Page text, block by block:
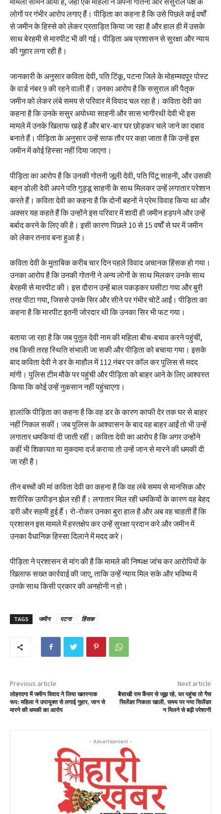
लोगों पर गंभीर आरोप लगाए हैं। पीड़िता का कहना है कि उसे पिछले कई वर्षों
से जमीन के हिस्से को लेकर प्रताड़ित किया जा रहा है और हाल ही में उसके
साथ बेरहमी से मारपीट भी की गई। पीड़िता अब प्रशासन से सुरक्षा और न्याय
की गुहार लगा रही है।
जानकारी के अनुसार कविता देवी, पति टिंकू, पटना जिले के मोहम्मदपुर पोस्ट
के वार्ड नंबर 9 की रहने वाली हैं। उनका आरोप है कि ससुराल की पैतृक
जमीन को लेकर लंबे समय से परिवार में विवाद चल रहा है। कविता देवी का
कहना है कि उनके ससुर अयोध्या साहनी और सास भागीरथी देवी भी इस
मामले में उनके खिलाफ खड़े हैं और बार-बार घर छोड़कर चले जाने का दबाव
बनाते हैं। पीड़िता के अनुसार उन्हें साफ तौर पर कहा जाता है कि उन्हें इस
जमीन में कोई हिस्सा नहीं दिया जाएगा।
पीड़िता का आरोप है कि उनकी गोतनी जूली देवी, पति पिंटू साहनी, और उसकी
बहन डोली देवी अपने पति गुड्डू साहनी के साथ मिलकर उन्हें लगातार परेशान
करते हैं। कविता देवी का कहना है कि दोनों बहनों ने प्रेम विवाह किया था और
अक्सर यह कहते हैं कि उन्होंने इस परिवार में शादी ही जमीन हड़पने और उन्हें
बर्बाद करने के लिए की है। इसी कारण पिछले 10 से 15 वर्षों से घर में जमीन
को लेकर तनाव बना हुआ है।
कविता देवी के मुताबिक करीब चार दिन पहले विवाद अचानक हिंसक हो गया।
उनका आरोप है कि उनकी गोतनी ने अन्य लोगों के साथ मिलकर उनके साथ
बेरहमी से मारपीट की। इस दौरान उन्हें बाल पकड़कर घसीटा गया और बुरी
तरह पीटा गया, जिससे उनके सिर और सीने पर गंभीर चोटें आईं। पीड़िता का
कहना है कि मारपीट इतनी जोरदार थी कि उनका सिर भी फट गया।
बताया जा रहा है कि जब पुतुल देवी नाम की महिला बीच-बचाव करने पहुंचीं,
तब किसी तरह स्थिति संभाली जा सकी और पीड़िता को बचाया गया। इसके
बाद कविता देवी ने डर के माहौल में 112 नंबर पर कॉल कर पुलिस से मदद
मांगी। पुलिस टीम मौके पर पहुंची और पीड़िता को बाहर आने के लिए आश्वस्त
किया कि कोई उन्हें नुकसान नहीं पहुंचाएगा।
हालांकि पीड़िता का कहना है कि वह डर के कारण काफी देर तक घर से बाहर
नहीं निकल सकीं। जब पुलिस के आश्वासन के बाद वह बाहर आईं तो भी उन्हें
लगातार धमकियां दी जाती रहीं। कविता देवी का आरोप है कि अगर उन्होंने
कहीं भी शिकायत या मुकदमा दर्ज कराया तो उन्हें जान से मारने की धमकी दी
जा रही है।
तीन बच्चों की मां कविता देवी का कहना है कि वह लंबे समय से मानसिक और
शारीरिक उत्पीड़न झेल रही हैं। लगातार मिल रही धमकियों के कारण वह बेहद
डरी और सहमी हुई हैं। रो-रोकर उनका बुरा हाल है और अब वह चाहती हैं कि
प्रशासन इस मामले में हस्तक्षेप कर उन्हें सुरक्षा प्रदान करे और जमीन में
उनका वैधानिक हिस्सा दिलाने में मदद करे।
पीड़िता ने प्रशासन से मांग की है कि मामले की निष्पक्ष जांच कर आरोपियों के
खिलाफ सख्त कार्रवाई की जाए, ताकि उन्हें न्याय मिल सके और भविष्य में
उनके साथ किसी प्रकार की अनहोनी न हो।
TAGS जमीन पटना हिंसक
Previous article
लोहरदगा में जमीन विवाद ने लिया खतरनाक
रूप: महिला ने उपायुक्त से लगाई गुहार, जान से
मारने की धमकी का आरोप
Next article
बैसाखी राम कैंसर से जूझ रहे, घर पहुंचा तो गैस
सिलेंडर निकला खाली, समय पर नया सिलेंडर
न मिलने से बढ़ी परेशानी
- Advertisement -